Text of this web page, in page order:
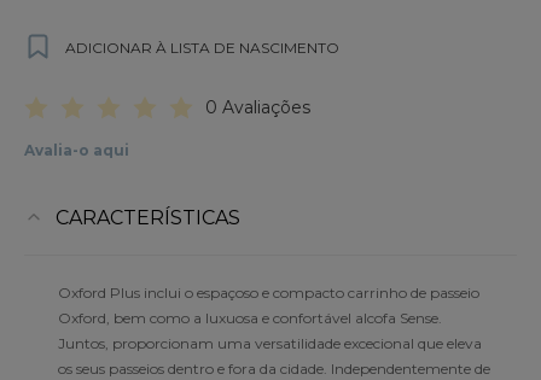
ADICIONAR À LISTA DE NASCIMENTO
0 Avaliações
Avalia-o aqui
CARACTERÍSTICAS
Oxford Plus inclui o espaçoso e compacto carrinho de passeio
Oxford, bem como a luxuosa e confortável alcofa Sense.
Juntos, proporcionam uma versatilidade excecional que eleva
os seus passeios dentro e fora da cidade. Independentemente de